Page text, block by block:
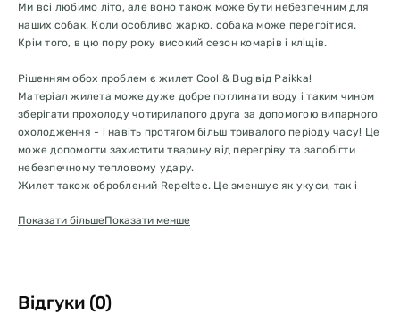
Ми всі любимо літо, але воно також може бути небезпечним для
наших собак. Коли особливо жарко, собака може перегрітися.
Крім того, в цю пору року високий сезон комарів і кліщів.
Рішенням обох проблем є жилет Cool & Bug від Paikka!
Матеріал жилета може дуже добре поглинати воду і таким чином
зберігати прохолоду чотирилапого друга за допомогою випарного
охолодження - і навіть протягом більш тривалого періоду часу! Це
може допомогти захистити тварину від перегріву та запобігти
небезпечному тепловому удару.
Жилет також оброблений Repeltec. Це зменшує як укуси, так і
візуальна родзинка – дослідження довели ефективність проти
Як працює охолоджувальний ефект жилета?
Показати більшеПоказати менше
Відгуки (0)